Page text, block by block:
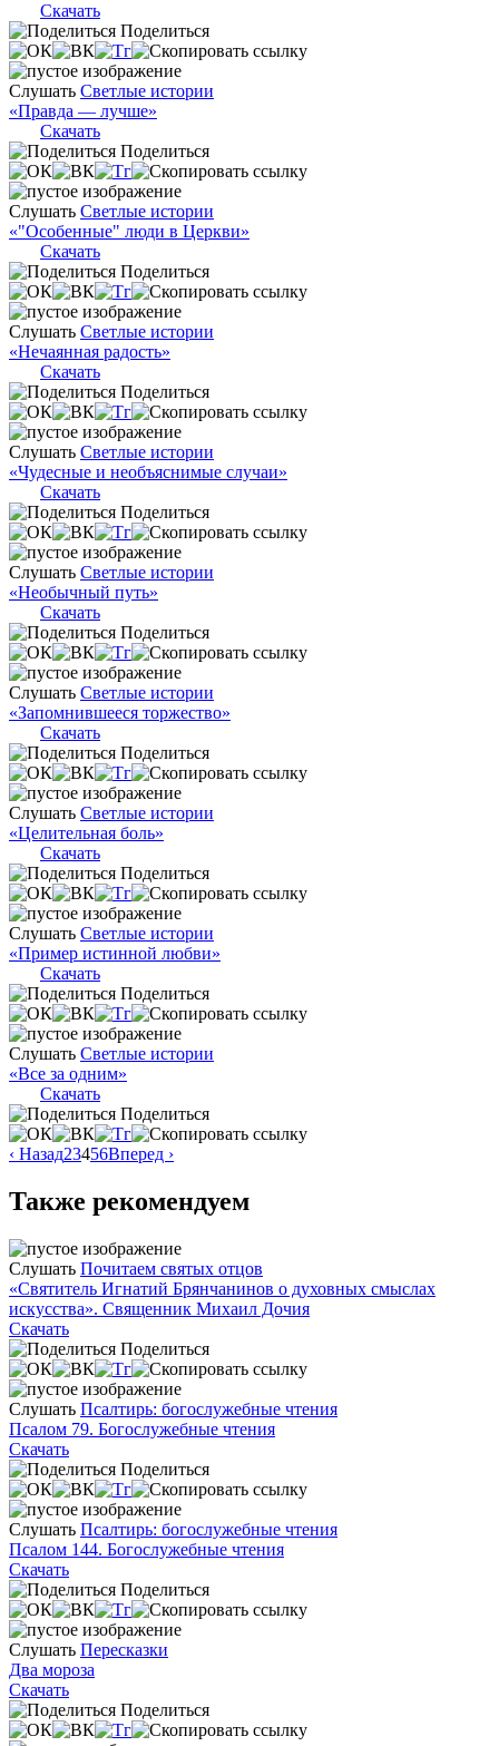
Скачать
Поделиться
Слушать Светлые истории
«Правда — лучше»
Скачать
Поделиться
Слушать Светлые истории
«"Особенные" люди в Церкви»
Скачать
Поделиться
Слушать Светлые истории
«Нечаянная радость»
Скачать
Поделиться
Слушать Светлые истории
«Чудесные и необъяснимые случаи»
Скачать
Поделиться
Слушать Светлые истории
«Необычный путь»
Скачать
Поделиться
Слушать Светлые истории
«Запомнившееся торжество»
Скачать
Поделиться
Слушать Светлые истории
«Целительная боль»
Скачать
Поделиться
Слушать Светлые истории
«Пример истинной любви»
Скачать
Поделиться
Слушать Светлые истории
«Все за одним»
Скачать
Поделиться
‹ Назад23456Вперед ›
Также рекомендуем
Слушать Почитаем святых отцов
«Святитель Игнатий Брянчанинов о духовных смыслах
искусства». Священник Михаил Дочия
Скачать
Поделиться
Слушать Псалтирь: богослужебные чтения
Псалом 79. Богослужебные чтения
Скачать
Поделиться
Слушать Псалтирь: богослужебные чтения
Псалом 144. Богослужебные чтения
Скачать
Поделиться
Слушать Пересказки
Два мороза
Скачать
Поделиться